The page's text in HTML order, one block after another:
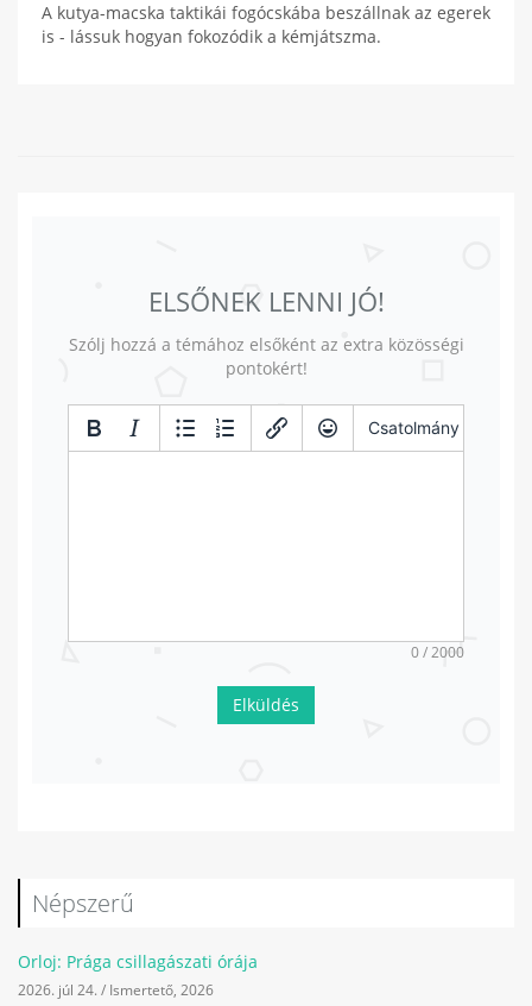
A kutya-macska taktikái fogócskába beszállnak az egerek
is - lássuk hogyan fokozódik a kémjátszma.
ELSŐNEK LENNI JÓ!
Szólj hozzá a témához elsőként az extra közösségi
pontokért!
Csatolmány
0 / 2000
Elküldés
Népszerű
Orloj: Prága csillagászati órája
2026. júl 24. / Ismertető 2026